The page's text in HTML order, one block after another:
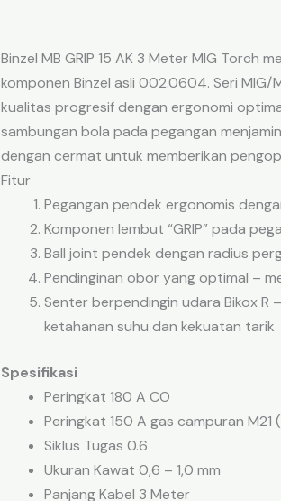
Binzel MB GRIP 15 AK 3 Meter MIG Torch
komponen Binzel asli 002.0604. Seri MIG/
kualitas progresif dengan ergonomi
sambungan bola pada pegangan
dengan cermat untuk memberikan
Fitur
Pegangan pendek ergonomis
Komponen lembut “GRIP” pada
Ball joint pendek dengan radius
Pendinginan obor yang optimal –
Senter berpendingin udara Bikox R
ketahanan suhu dan kekuatan tarik
Spesifikasi
Peringkat 180 A CO
Peringkat 150 A gas campuran M21
Siklus Tugas 0.6
Ukuran Kawat 0,6 – 1,0 mm
Panjang Kabel 3 Meter